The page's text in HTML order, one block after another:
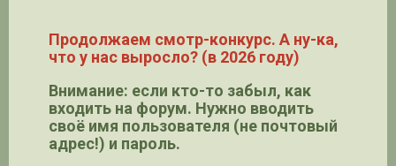
Продолжаем смотр-конкурс. А ну-ка,
что у нас выросло? (в 2026 году)
Внимание: если кто-то забыл, как
входить на форум. Нужно вводить
своё имя пользователя (не почтовый
адрес!) и пароль.